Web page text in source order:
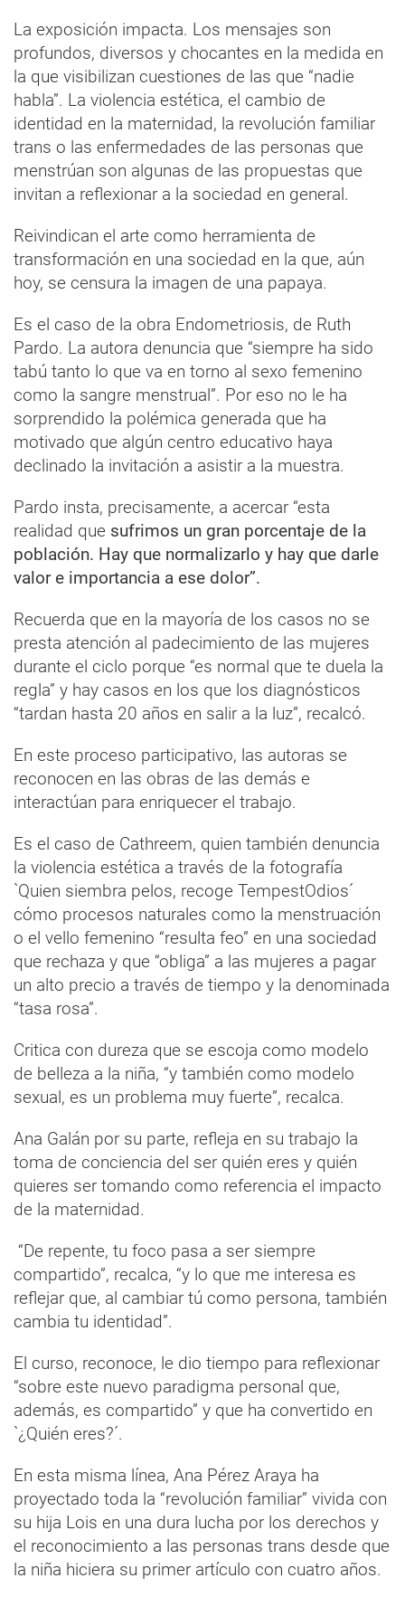
La exposición impacta. Los mensajes son
profundos, diversos y chocantes en la medida en
la que visibilizan cuestiones de las que “nadie
habla”. La violencia estética, el cambio de
identidad en la maternidad, la revolución familiar
trans o las enfermedades de las personas que
menstrúan son algunas de las propuestas que
invitan a reflexionar a la sociedad en general.
Reivindican el arte como herramienta de
transformación en una sociedad en la que, aún
hoy, se censura la imagen de una papaya.
Es el caso de la obra Endometriosis, de Ruth
Pardo. La autora denuncia que “siempre ha sido
tabú tanto lo que va en torno al sexo femenino
como la sangre menstrual”. Por eso no le ha
sorprendido la polémica generada que ha
motivado que algún centro educativo haya
declinado la invitación a asistir a la muestra.
Pardo insta, precisamente, a acercar “esta
realidad que sufrimos un gran porcentaje de la
población. Hay que normalizarlo y hay que darle
valor e importancia a ese dolor”.
Recuerda que en la mayoría de los casos no se
presta atención al padecimiento de las mujeres
durante el ciclo porque “es normal que te duela la
regla” y hay casos en los que los diagnósticos
“tardan hasta 20 años en salir a la luz”, recalcó.
En este proceso participativo, las autoras se
reconocen en las obras de las demás e
interactúan para enriquecer el trabajo.
Es el caso de Cathreem, quien también denuncia
la violencia estética a través de la fotografía
`Quien siembra pelos, recoge TempestOdios´
cómo procesos naturales como la menstruación
o el vello femenino “resulta feo” en una sociedad
que rechaza y que “obliga” a las mujeres a pagar
un alto precio a través de tiempo y la denominada
“tasa rosa”.
Critica con dureza que se escoja como modelo
de belleza a la niña, “y también como modelo
sexual, es un problema muy fuerte”, recalca.
Ana Galán por su parte, refleja en su trabajo la
toma de conciencia del ser quién eres y quién
quieres ser tomando como referencia el impacto
de la maternidad.
“De repente, tu foco pasa a ser siempre
compartido”, recalca, “y lo que me interesa es
reflejar que, al cambiar tú como persona, también
cambia tu identidad”.
El curso, reconoce, le dio tiempo para reflexionar
“sobre este nuevo paradigma personal que,
además, es compartido” y que ha convertido en
`¿Quién eres?´.
En esta misma línea, Ana Pérez Araya ha
proyectado toda la “revolución familiar” vivida con
su hija Lois en una dura lucha por los derechos y
el reconocimiento a las personas trans desde que
la niña hiciera su primer artículo con cuatro años.